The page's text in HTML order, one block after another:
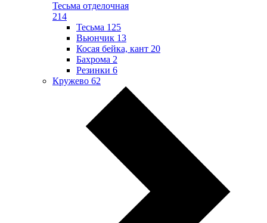
Тесьма отделочная
214
Тесьма 125
Вьюнчик 13
Косая бейка, кант 20
Бахрома 2
Резинки 6
Кружево 62